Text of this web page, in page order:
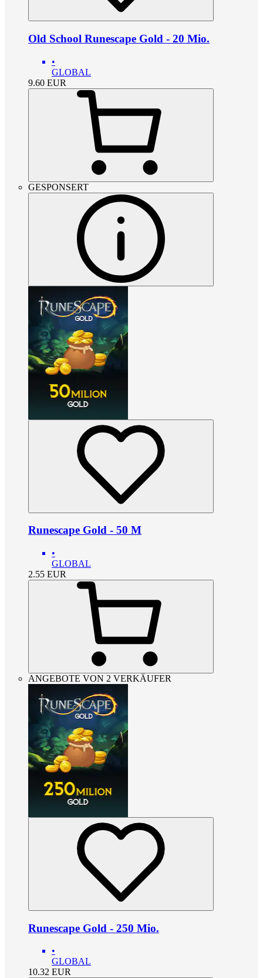
Old School Runescape Gold - 20 Mio.
•
GLOBAL
9.60 EUR
GESPONSERT
Runescape Gold - 50 M
•
GLOBAL
2.55 EUR
ANGEBOTE VON 2 VERKÄUFER
Runescape Gold - 250 Mio.
•
GLOBAL
10.32 EUR